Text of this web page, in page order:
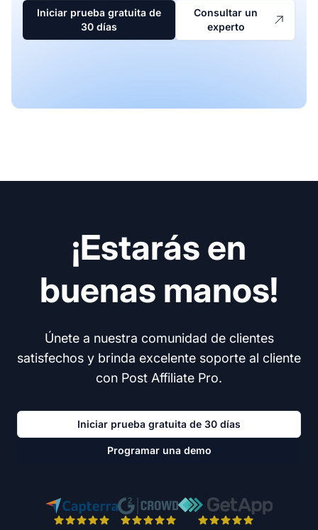
Iniciar prueba gratuita de
30 días
Consultar un
experto
¡Estarás en
buenas manos!
Únete a nuestra comunidad de clientes
satisfechos y brinda excelente soporte al cliente
con Post Affiliate Pro.
Iniciar prueba gratuita de 30 días
Programar una demo